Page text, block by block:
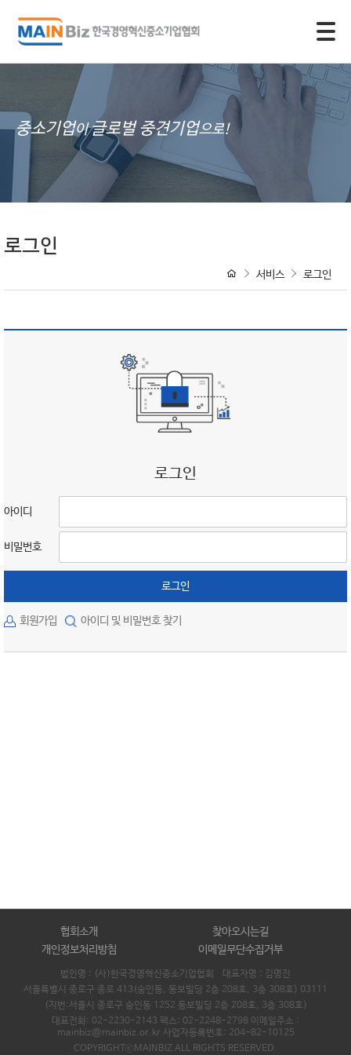
중소기업이글로벌 중견기업으로!
로그인
서비스 로그인
로그인
아이디
비밀번호
로그인
회원가입 아이디 및 비밀번호 찾기
협회소개
찾아오시는길
개인정보처리방침
이메일무단수집거부
법인명 : (사)한국경영혁신중소기업협회 대표자명 : 김명진
서울특별시 종로구 종로 413(숭인동, 동보빌딩 2층 208호, 3층 308호) 03111
(지번:서울시 종로구 숭인동 1252 동보빌딩 2층 208호, 3층 308호)
대표전화: 02-2230-2143 팩스: 02-2248-2798 이메일주소 :
mainbiz@mainbiz.or.kr 사업자등록번호: 204-82-10125
COPYRIGHTⓒMAINBIZ ALL RIGHTS RESERVED.